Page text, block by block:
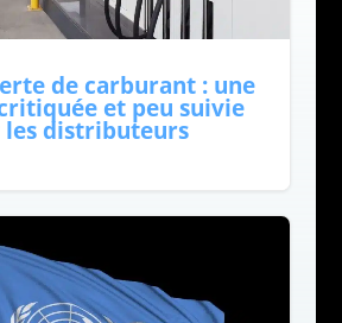
de carburant : une
et peu suivie
les distributeurs